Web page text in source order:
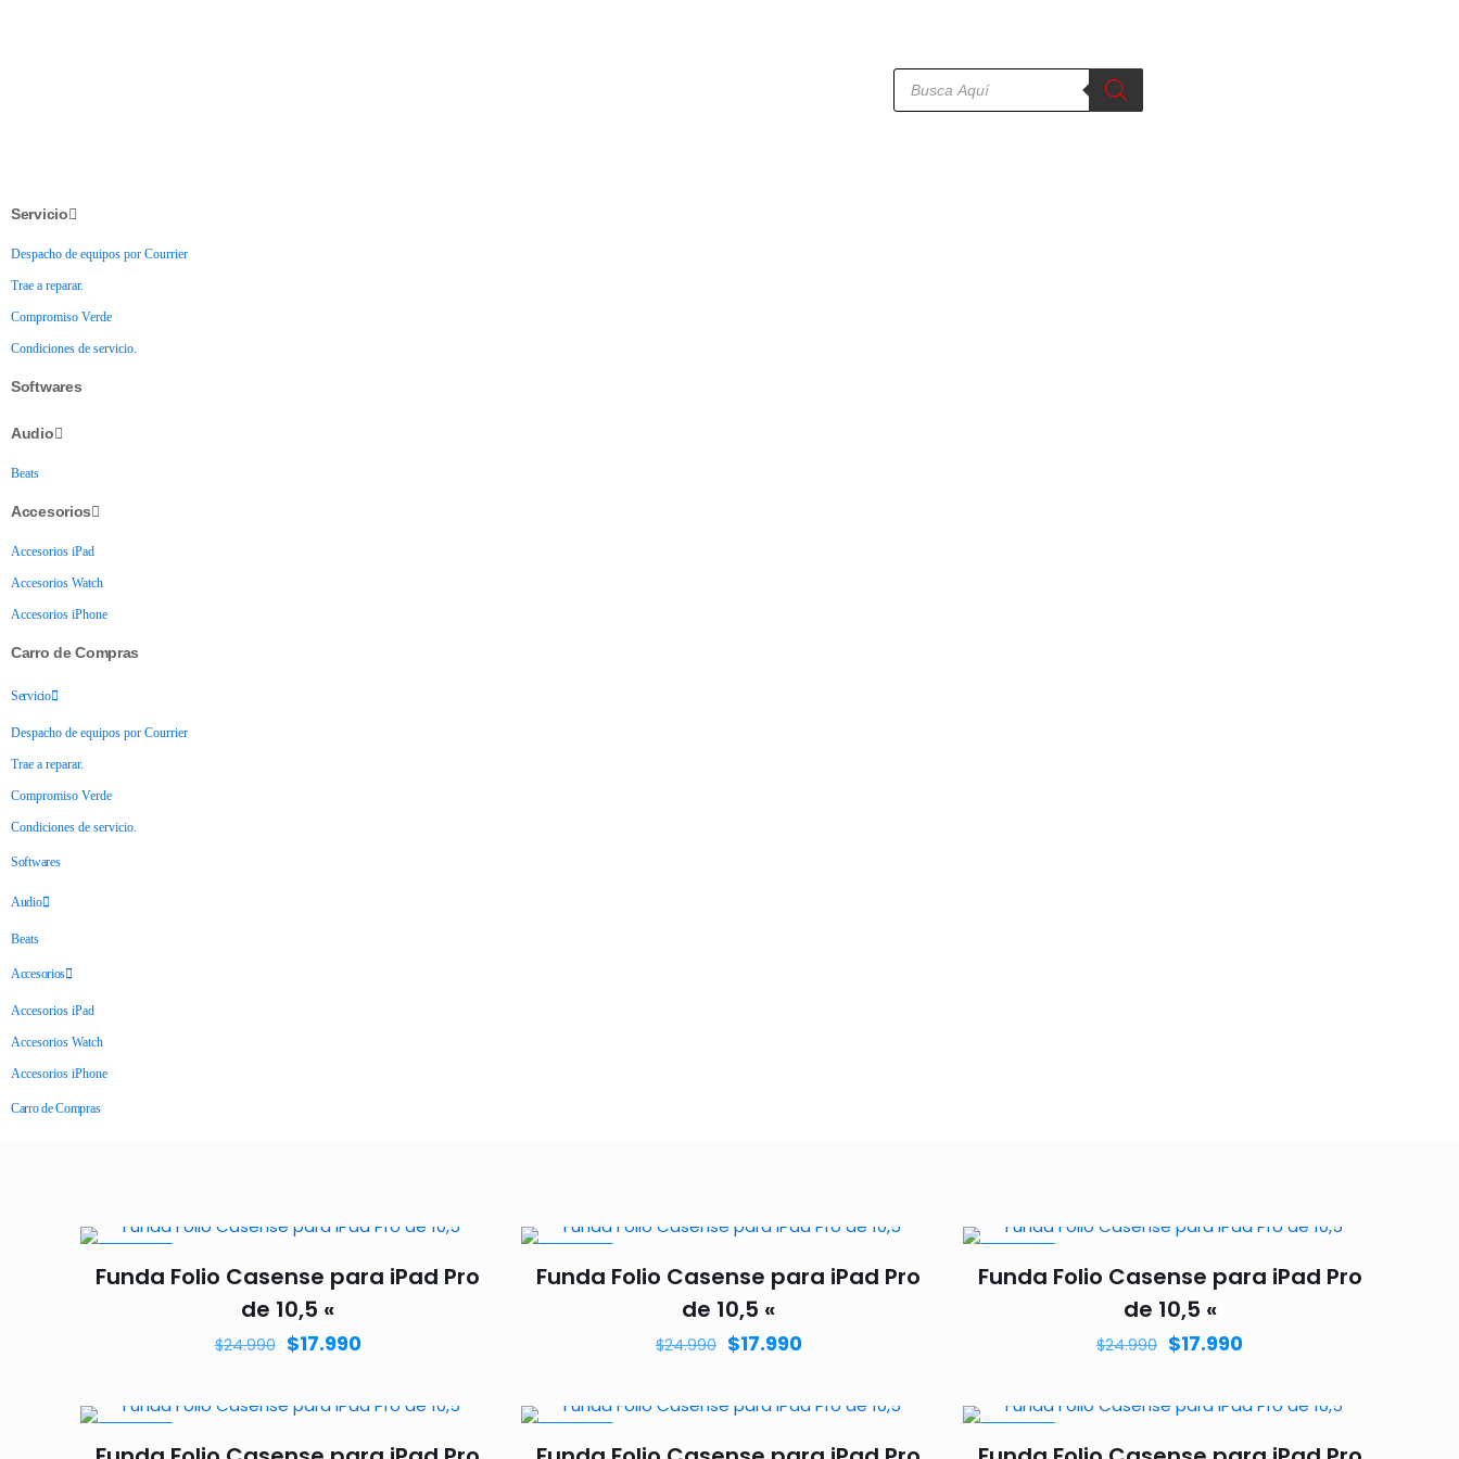
Servicio
Despacho de equipos por Courrier
Trae a reparar.
Compromiso Verde
Condiciones de servicio.
Softwares
Audio
Beats
Accesorios
Accesorios iPad
Accesorios Watch
Accesorios iPhone
Carro de Compras
Servicio
Despacho de equipos por Courrier
Trae a reparar.
Compromiso Verde
Condiciones de servicio.
Softwares
Audio
Beats
Accesorios
Accesorios iPad
Accesorios Watch
Accesorios iPhone
Carro de Compras
Funda Folio Casense para iPad Pro
de 10,5 «
$24.990 $17.990
Funda Folio Casense para iPad Pro
de 10,5 «
$24.990 $17.990
Funda Folio Casense para iPad Pro
de 10,5 «
$24.990 $17.990